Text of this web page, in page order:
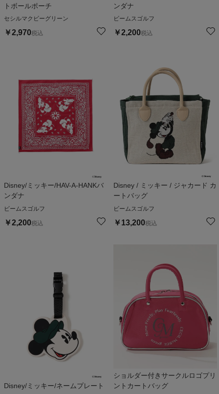
トボールポーチ
セシルマクビーグリーン
￥2,970税込
ンダナ
ビームスゴルフ
￥2,200税込
Disney/ミッキー/HAV-A-HANKバ
ンダナ
ビームスゴルフ
￥2,200税込
Disney / ミッキー / ジャカード カ
ートバッグ
ビームスゴルフ
￥ 13,200税込
Disney/ミッキー/ネームプレート
ショルダー付きサークルロゴプリ
ントカートバッグ